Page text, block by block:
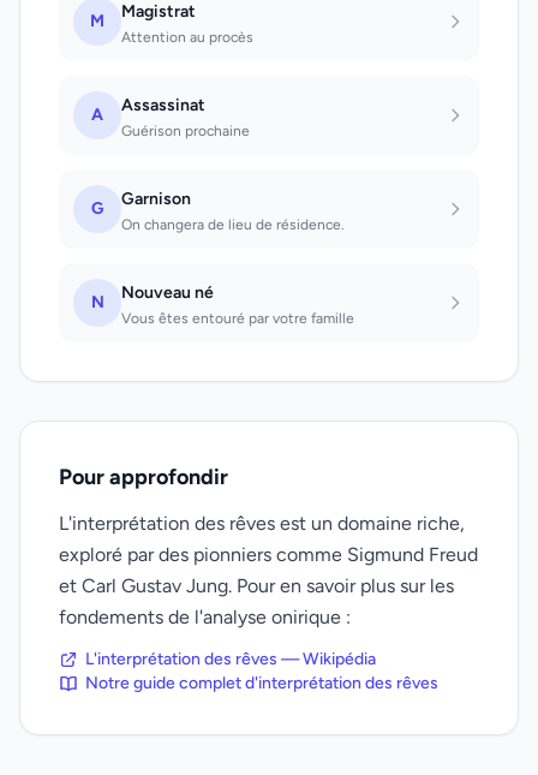
M Magistrat
Attention au procès
A Assassinat
Guérison prochaine
G Garnison
On changera de lieu de résidence.
N Nouveau né
Vous êtes entouré par votre famille
Pour approfondir
L'interprétation des rêves est un domaine riche,
exploré par des pionniers comme Sigmund Freud
et Carl Gustav Jung. Pour en savoir plus sur les
fondements de l'analyse onirique :
L'interprétation des rêves — Wikipédia
Notre guide complet d'interprétation des rêves